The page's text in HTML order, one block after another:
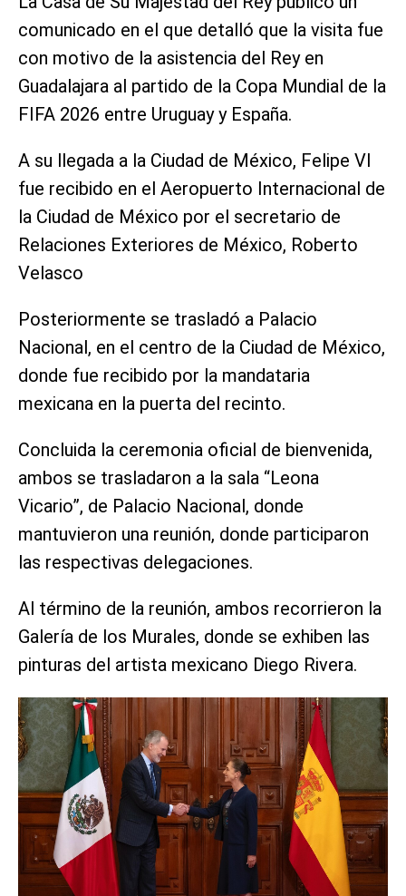
comunicado en el que detalló que la visita fue
con motivo de la asistencia del Rey en
Guadalajara al partido de la Copa Mundial de la
FIFA 2026 entre Uruguay y España.
A su llegada a la Ciudad de México, Felipe VI
fue recibido en el Aeropuerto Internacional de
la Ciudad de México por el secretario de
Relaciones Exteriores de México, Roberto
Velasco
Posteriormente se trasladó a Palacio
Nacional, en el centro de la Ciudad de México,
donde fue recibido por la mandataria
mexicana en la puerta del recinto.
Concluida la ceremonia oficial de bienvenida,
ambos se trasladaron a la sala “Leona
Vicario”, de Palacio Nacional, donde
mantuvieron una reunión, donde participaron
las respectivas delegaciones.
Al término de la reunión, ambos recorrieron la
Galería de los Murales, donde se exhiben las
pinturas del artista mexicano Diego Rivera.